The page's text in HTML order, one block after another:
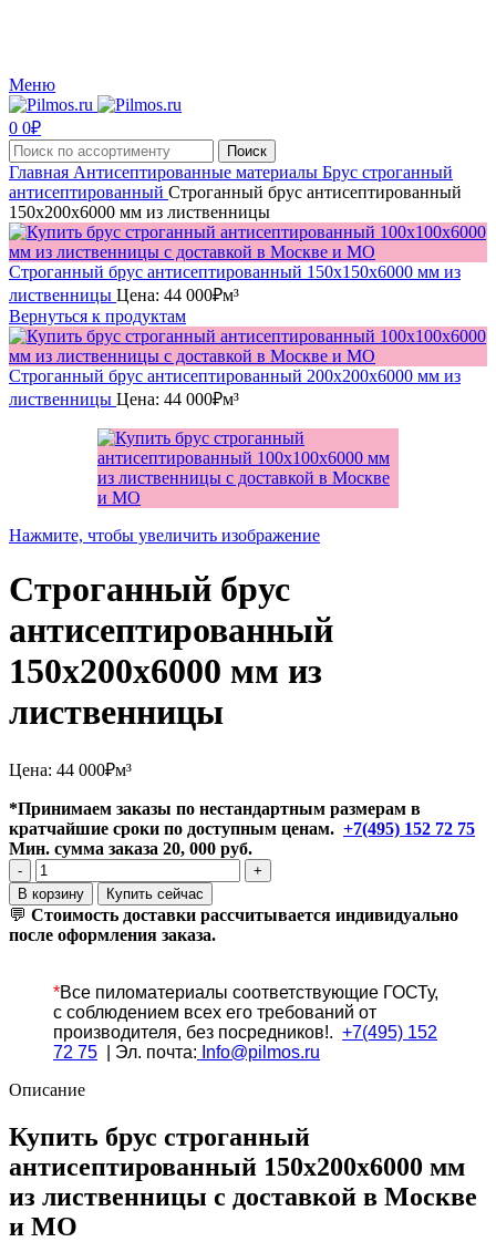
Меню
0 0₽
Поиск
Главная Антисептированные материалы Брус строганный
антисептированный Строганный брус антисептированный
150x200x6000 мм из лиственницы
Строганный брус антисептированный 150x150x6000 мм из
лиственницы Цена: 44 000₽м³
Вернуться к продуктам
Строганный брус антисептированный 200x200x6000 мм из
лиственницы Цена: 44 000₽м³
Нажмите, чтобы увеличить изображение
Строганный брус
антисептированный
150x200x6000 мм из
лиственницы
Цена: 44 000₽м³
*Принимаем заказы по нестандартным размерам в
кратчайшие сроки по доступным ценам. +7(495) 152 72 75
Мин. сумма заказа 20, 000 руб.
Количество
товара
Строганный
брус
антисептированный
мм
лиственницы
В корзину Купить сейчас
💬 Стоимость доставки рассчитывается индивидуально
после оформления заказа.
*Все пиломатериалы соответствующие ГОСТу,
с соблюдением всех его требований от
производителя, без посредников!. +7(495) 152
72 75 | Эл. почта: Info@pilmos.ru
Описание
Купить брус строганный
антисептированный 150х200х6000 мм
из лиственницы с доставкой в Москве
и МО